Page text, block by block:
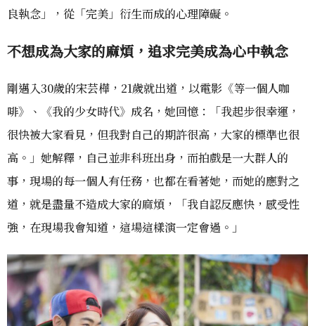
良執念」，從「完美」衍生而成的心理障礙。
不想成為大家的麻煩，追求完美成為心中執念
剛邁入30歲的宋芸樺，21歲就出道，以電影《等一個人咖
啡》、《我的少女時代》成名，她回憶：「我起步很幸運，
很快被大家看見，但我對自己的期許很高，大家的標準也很
高。」她解釋，自己並非科班出身，而拍戲是一大群人的
事，現場的每一個人有任務，也都在看著她，而她的應對之
道，就是盡量不造成大家的麻煩，「我自認反應快，感受性
強，在現場我會知道，這場這樣演一定會過。」